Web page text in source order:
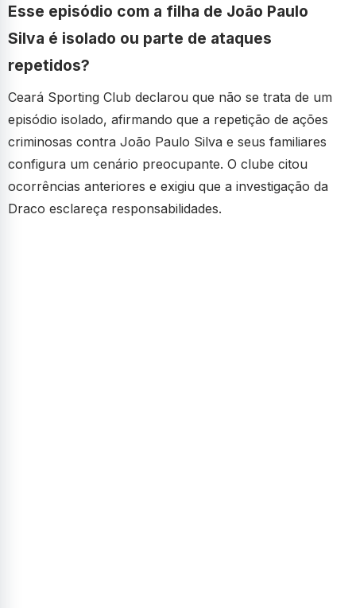
Esse episódio com a filha de João Paulo
Silva é isolado ou parte de ataques
repetidos?
Ceará Sporting Club declarou que não se trata de um
episódio isolado, afirmando que a repetição de ações
criminosas contra João Paulo Silva e seus familiares
configura um cenário preocupante. O clube citou
ocorrências anteriores e exigiu que a investigação da
Draco esclareça responsabilidades.